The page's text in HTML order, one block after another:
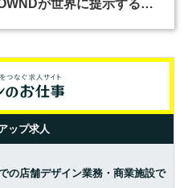
が世界に提示する美
ップ求人
の店舗デザイン業務・商業施設で